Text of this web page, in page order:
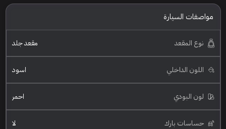
مواصفات السيارة
نوع المقعد مقعد جلد
اللون الداخلي اسود
لون البودي احمر
حساسات بارك لا